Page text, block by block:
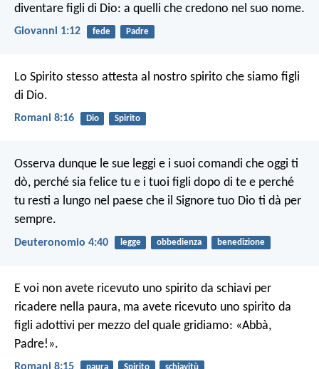
diventare figli di Dio: a quelli che credono nel suo nome.
Giovanni 1:12 fede Padre
Lo Spirito stesso attesta al nostro spirito che siamo figli
di Dio.
Romani 8:16 Dio Spirito
Osserva dunque le sue leggi e i suoi comandi che oggi ti
dò, perché sia felice tu e i tuoi figli dopo di te e perché
tu resti a lungo nel paese che il Signore tuo Dio ti dà per
sempre.
Deuteronomio 4:40 legge obbedienza benedizione
E voi non avete ricevuto uno spirito da schiavi per
ricadere nella paura, ma avete ricevuto uno spirito da
figli adottivi per mezzo del quale gridiamo: «Abbà,
Padre!».
paura Spirito schiavitù